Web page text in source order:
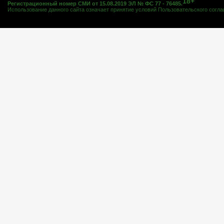
Регистрационный номер СМИ от 15.08.2019 ЭЛ № ФС 77 - 76485.
Использование данного сайта означает принятие условий Пользовательского